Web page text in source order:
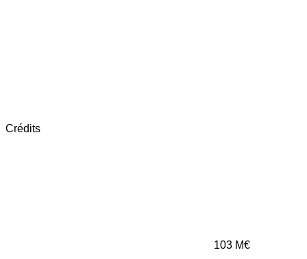
Crédits
103 M€